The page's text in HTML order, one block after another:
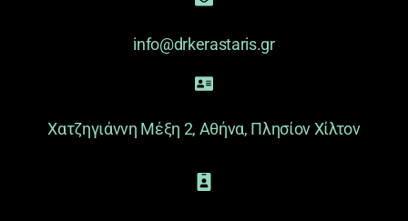
info@drkerastaris.gr
Χατζηγιάννη Μέξη 2, Αθήνα, Πλησίον Χίλτον